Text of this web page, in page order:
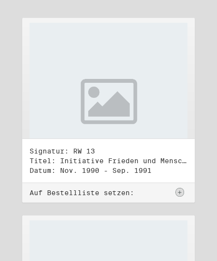
Signatur: RW 13
Titel: Initiative Frieden und Menschenrechte (3)
Datum: Nov. 1990 - Sep. 1991
Auf Bestellliste setzen: